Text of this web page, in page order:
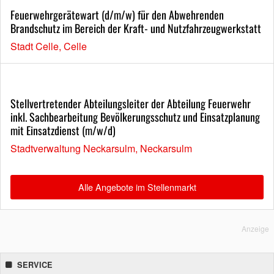
Feuerwehrgerätewart (d/m/w) für den Abwehrenden
Brandschutz im Bereich der Kraft- und Nutzfahrzeugwerkstatt
Stadt Celle, Celle
Stellvertretender Abteilungsleiter der Abteilung Feuerwehr
inkl. Sachbearbeitung Bevölkerungsschutz und Einsatzplanung
mit Einsatzdienst (m/w/d)
Stadtverwaltung Neckarsulm, Neckarsulm
Alle Angebote im Stellenmarkt
Anzeige
SERVICE